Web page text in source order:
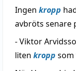
Ingen kropp
avbröts senare
- Viktor
liten kropp som